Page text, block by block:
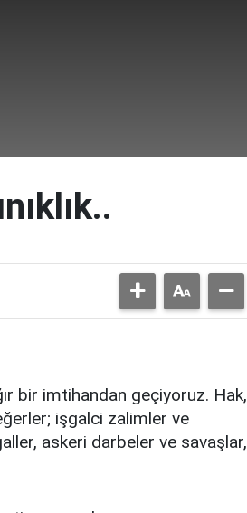
bir imtihandan geçiyoruz. Hak,
işgalci zalimler ve
askeri darbeler ve savaşlar,